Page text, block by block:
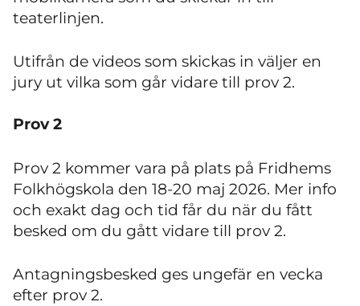
teaterlinjen.
Utifrån de videos som skickas in väljer en
jury ut vilka som går vidare till prov 2.
Prov 2
Prov 2 kommer vara på plats på Fridhems
Folkhögskola den 18-20 maj 2026. Mer info
och exakt dag och tid får du när du fått
besked om du gått vidare till prov 2.
Antagningsbesked ges ungefär en vecka
efter prov 2.